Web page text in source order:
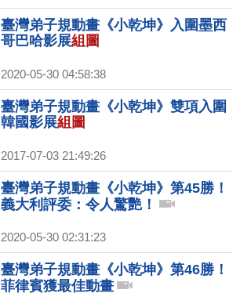
臺灣弟子規動畫《小乾坤》入圍墨西
哥巴哈影展組圖
2020-05-30 04:58:38
臺灣弟子規動畫《小乾坤》雙項入圍
韓國影展組圖
2017-07-03 21:49:26
臺灣弟子規動畫《小乾坤》第45勝！
義大利評委：令人驚艷！
2020-05-30 02:31:23
臺灣弟子規動畫《小乾坤》第46勝！
菲律賓獲最佳動畫